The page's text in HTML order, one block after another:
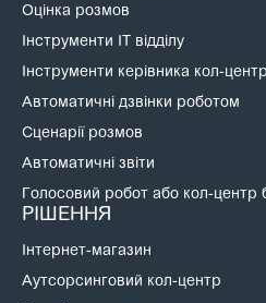
Оцінка розмов
Інструменти IT відділу
Інструменти керівника кол-
Автоматичні дзвінки роботом
Сценарії розмов
Автоматичні звіти
Голосовий робот або кол-центр
РІШЕННЯ
Інтернет-магазин
Аутсорсинговий кол-центр